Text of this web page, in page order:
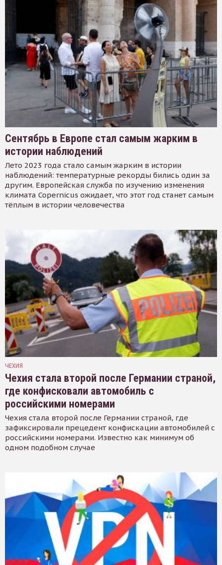
Сентябрь в Европе стал самым жарким в
истории наблюдений
Лето 2023 года стало самым жарким в истории
наблюдений: температурные рекорды бились один за
другим. Европейская служба по изучению изменения
климата Copernicus ожидает, что этот год станет самым
тёплым в истории человечества
ЧЕХИЯ
Чехия стала второй после Германии страной,
где конфисковали автомобиль с
российскими номерами
Чехия стала второй после Германии страной, где
зафиксировали прецедент конфискации автомобилей с
российскими номерами. Известно как минимум об
одном подобном случае